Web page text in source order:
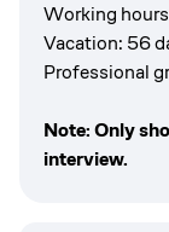
Working
Vacation: 56
Professional
Note: Only
interview.